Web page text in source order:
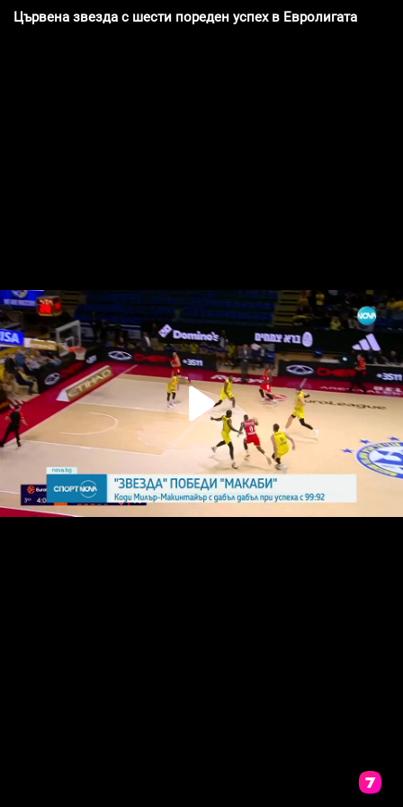
Цървена звезда с шести пореден успех в Евролигата